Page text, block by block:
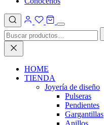
HOME
TIENDA
Joyería de diseño
Pulseras
Pendientes
Gargantillas
Anillos